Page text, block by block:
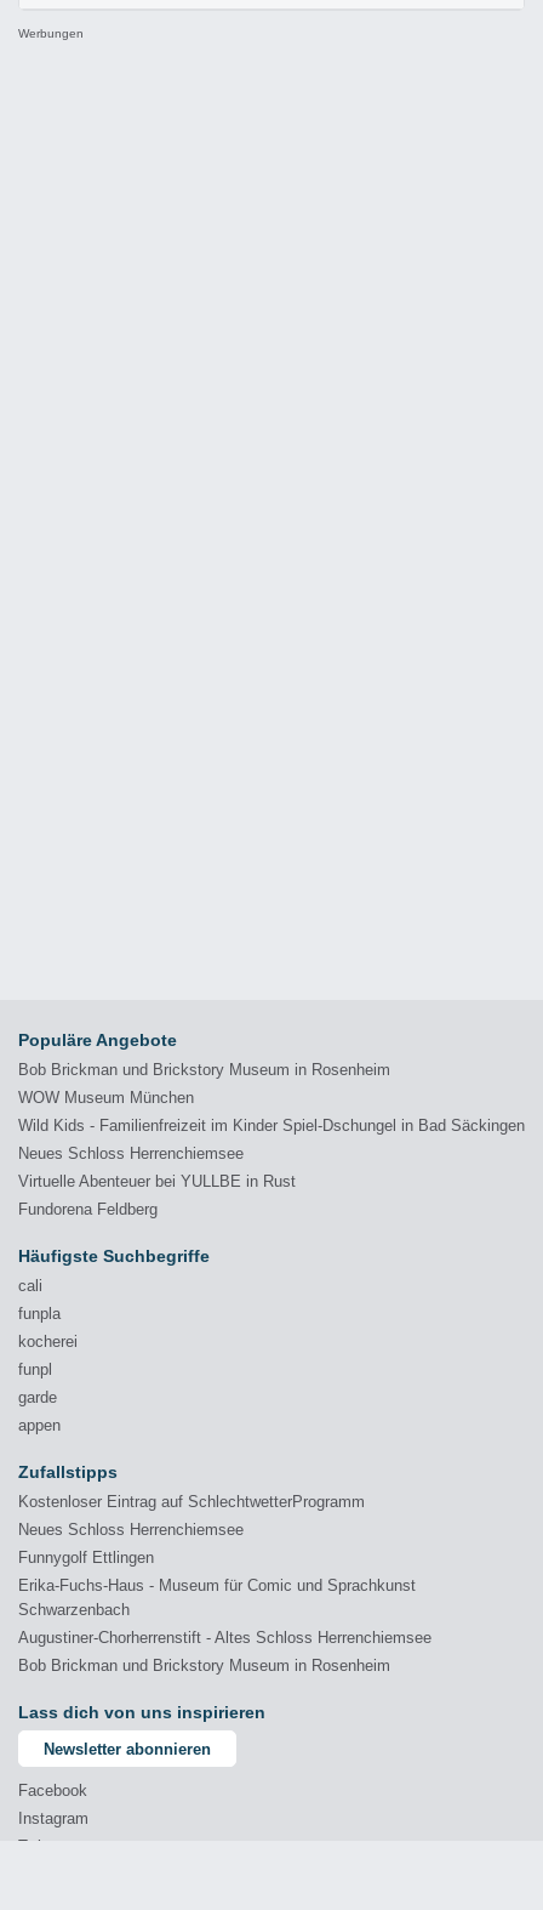
Werbungen
Populäre Angebote
Bob Brickman und Brickstory Museum in Rosenheim
WOW Museum München
Wild Kids - Familienfreizeit im Kinder Spiel-Dschungel in Bad Säckingen
Neues Schloss Herrenchiemsee
Virtuelle Abenteuer bei YULLBE in Rust
Fundorena Feldberg
Häufigste Suchbegriffe
cali
funpla
kocherei
funpl
garde
appen
Zufallstipps
Kostenloser Eintrag auf SchlechtwetterProgramm
Neues Schloss Herrenchiemsee
Funnygolf Ettlingen
Erika-Fuchs-Haus - Museum für Comic und Sprachkunst
Schwarzenbach
Augustiner-Chorherrenstift - Altes Schloss Herrenchiemsee
Bob Brickman und Brickstory Museum in Rosenheim
Lass dich von uns inspirieren
Newsletter abonnieren
Facebook
Instagram
Twitter